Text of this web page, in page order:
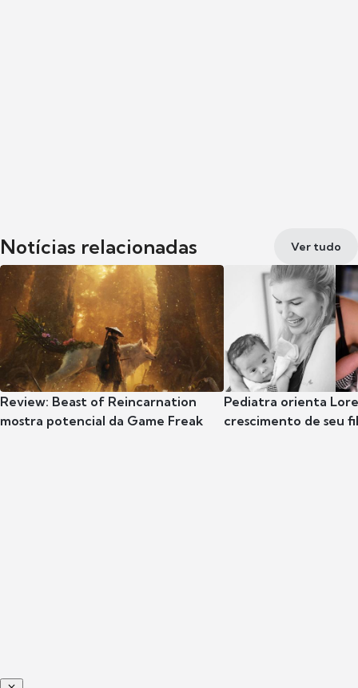
Notícias relacionadas Ver tudo
Review: Beast of Reincarnation
mostra potencial da Game Freak
Pediatra orienta
crescimento de seu